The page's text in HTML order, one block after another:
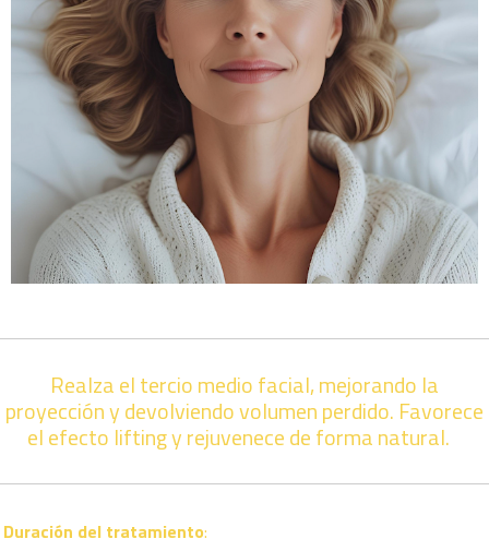
Realza el tercio medio facial, mejorando la
proyección y devolviendo volumen perdido. Favorece
el efecto lifting y rejuvenece de forma natural.
Duración del tratamiento: